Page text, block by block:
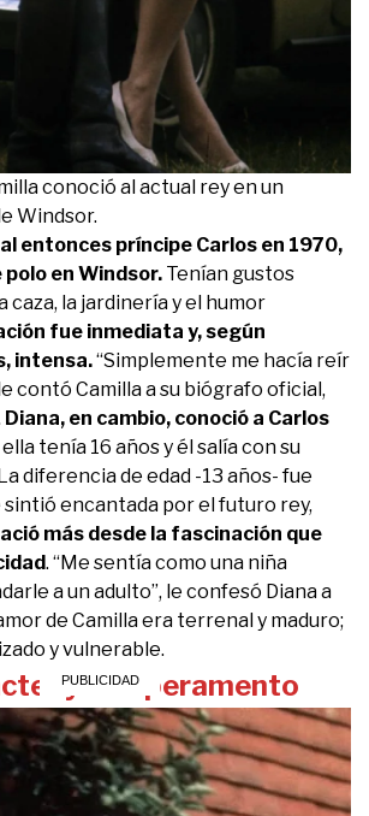
conoció al actual rey en un
Windsor.
entonces príncipe Carlos en 1970,
en Windsor. Tenían gustos
caza, la jardinería y el humor
fue inmediata y, según
intensa.“Simplemente me hacía reír
contó Camilla a su biógrafo oficial,
Diana, en cambio, conoció a Carlos
tenía 16 años y él salía con su
diferencia de edad -13 años- fue
sintió encantada por el futuro rey,
más desde la fascinación que
. “Me sentía como una niña
a un adulto”, le confesó Diana a
de Camilla era terrenal y maduro;
y vulnerable.
y temperamento